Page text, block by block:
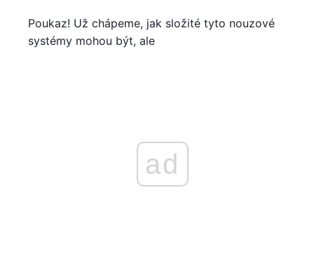
Poukaz! Už chápeme, jak složité tyto nouzové
systémy mohou být, ale
ad